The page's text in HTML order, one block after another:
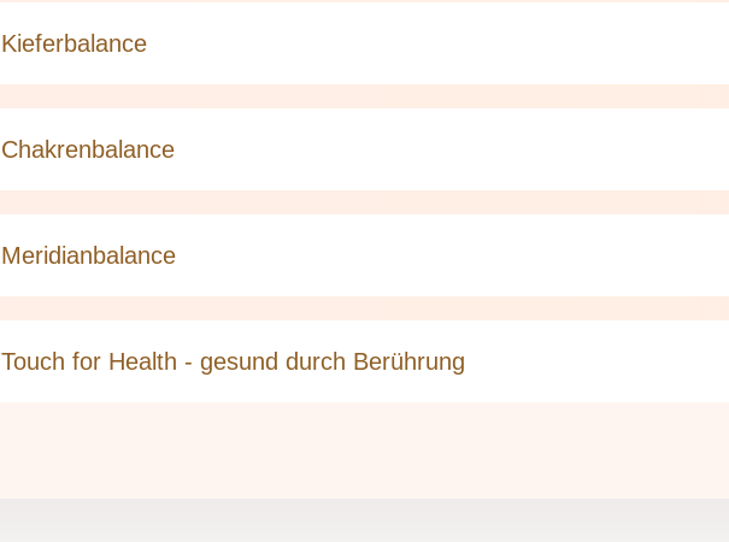
Kieferbalance
Chakrenbalance
Meridianbalance
Touch for Health - gesund durch Berührung